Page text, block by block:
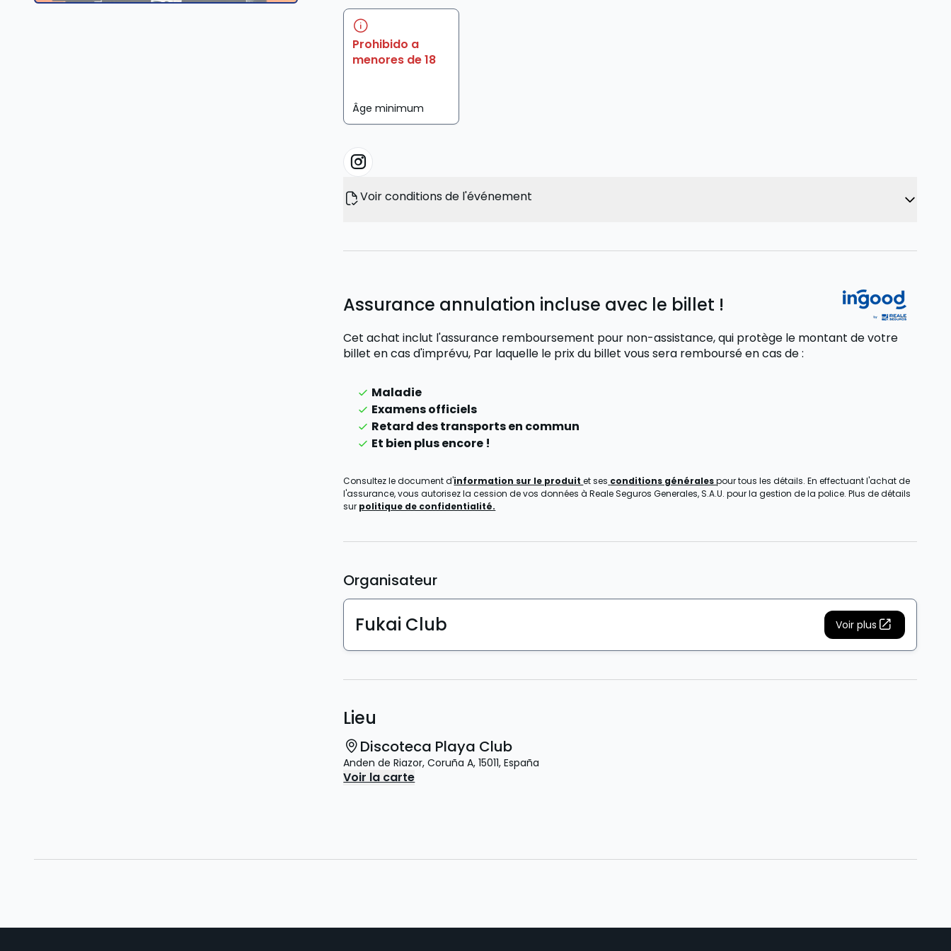
Prohibido a
menores de 18
Âge minimum
Voir conditions de l'événement
Assurance annulation incluse avec le billet !
Cet achat inclut l'assurance remboursement pour non-assistance, qui protège le montant de votre
billet en cas d'imprévu, Par laquelle le prix du billet vous sera rembourséen cas de:
Maladie
Examens officiels
Retard des transports en commun
Et bien plus encore !
Consultez le document d'information sur le produitet ses conditions généralespour tous les détails. En effectuant l'achat de
l'assurance, vous autorisez la cession de vos données à Reale Seguros Generales, S.A.U. pour la gestion de la police. Plus de détails
sur politique de confidentialité.
Organisateur
Fukai Club Voir plus
Lieu
Discoteca Playa Club
Anden de Riazor, Coruña A, 15011, España
Voir la carte